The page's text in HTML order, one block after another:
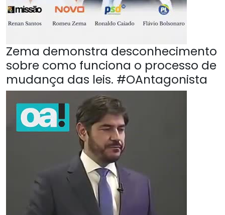
Zema demonstra desconhecimento
sobre como funciona o processo de
mudança das leis. #OAntagonista